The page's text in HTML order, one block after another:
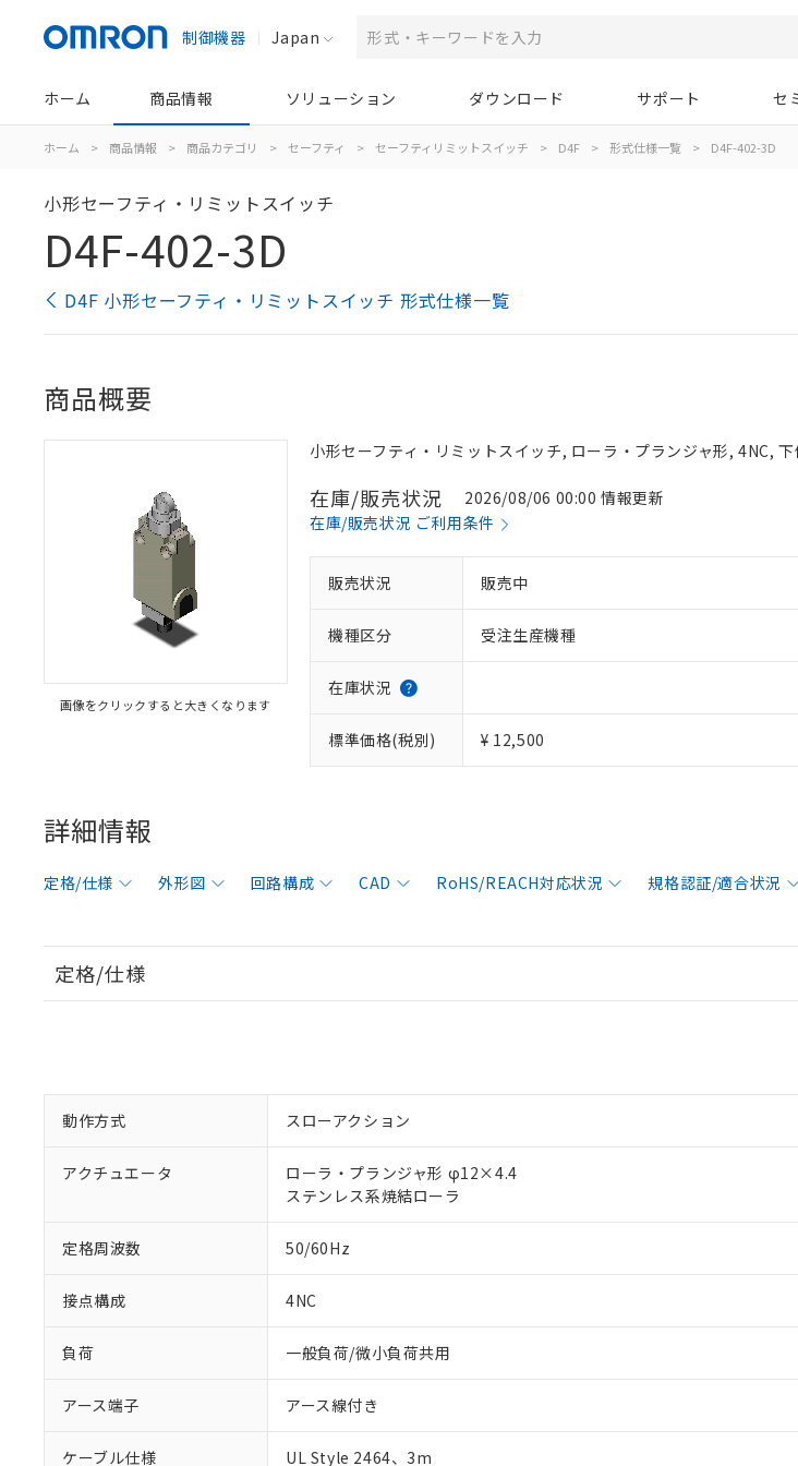
制御機器 Japan
ホーム 商品情報 ソリューション ダウンロード サポート セ
ホーム > 商品情報 > 商品カテゴリ > セーフティ > セーフティリミットスイッチ > D4F > 形式仕様一覧 > D4F-402-3D
小形セーフティ・リミットスイッチ
D4F-402-3D
D4F 小形セーフティ・リミットスイッチ 形式仕様一覧
商品概要
画像をクリックすると大きくなります
小形セーフティ・リミットスイッチ, ローラ・プランジャ形, 4NC,
在庫/販売状況
2026/08/06 00:00 情報更新
在庫/販売状況 ご利用条件
販売状況 販売中
機種区分 受注生産機種
在庫状況
標準価格(税別) ¥ 12,500
詳細情報
定格/仕様 外形図 回路構成 CAD RoHS/REACH対応状況 規格認証/適合状況
定格/仕様
動作方式 スローアクション
アクチュエータ
ローラ・プランジャ形 φ12×4.4
ステンレス系焼結ローラ
定格周波数 50/60Hz
接点構成 4NC
負荷 一般負荷/微小負荷共用
アース端子 アース線付き
ケーブル仕様
UL Style 2464、3m